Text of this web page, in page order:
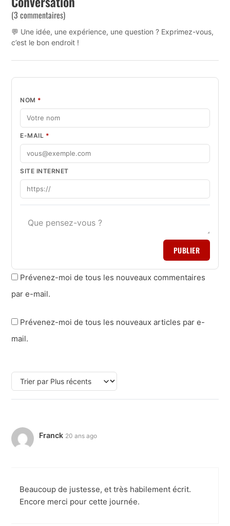
(3 commentaires)
💬 Une idée, une expérience, une question ? Exprimez-vous,
c’est le bon endroit !
NOM *
E-MAIL *
SITE INTERNET
PUBLIER
Prévenez-moi de tous les nouveaux commentaires
par e-mail.
Prévenez-moi de tous les nouveaux articles par e-
mail.
Franck 20 ans ago
Beaucoup de justesse, et très habilement écrit.
Encore merci pour cette journée.